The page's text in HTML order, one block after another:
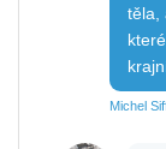
těla,
Michel